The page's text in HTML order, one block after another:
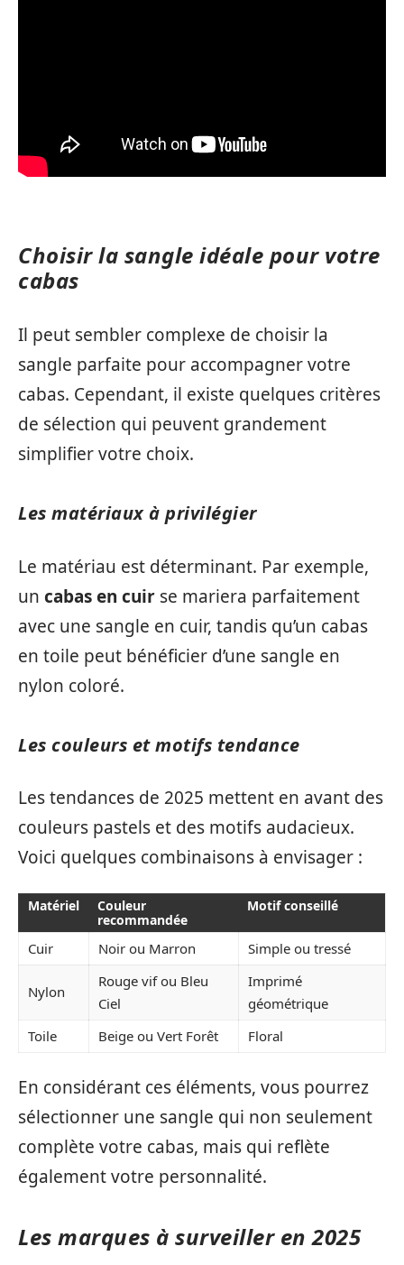
Choisir la sangle idéale pour votre
cabas
Il peut sembler complexe de choisir la
sangle parfaite pour accompagner votre
cabas. Cependant, il existe quelques critères
de sélection qui peuvent grandement
simplifier votre choix.
Les matériaux à privilégier
Le matériau est déterminant. Par exemple,
un cabas en cuir se mariera parfaitement
avec une sangle en cuir, tandis qu’un cabas
en toile peut bénéficier d’une sangle en
nylon coloré.
Les couleurs et motifs tendance
Les tendances de 2025 mettent en avant des
couleurs pastels et des motifs audacieux.
Voici quelques combinaisons à envisager :
Matériel
Couleur
recommandée
Motif conseillé
Cuir Noir ou Marron Simple ou tressé
Nylon
Rouge vif ou Bleu
Ciel
Imprimé
géométrique
Toile
Beige ou Vert Forêt Floral
En considérant ces éléments, vous pourrez
sélectionner une sangle qui non seulement
complète votre cabas, mais qui reflète
également votre personnalité.
Les marques à surveiller en 2025